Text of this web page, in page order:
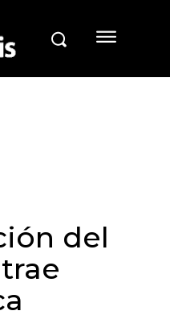
del